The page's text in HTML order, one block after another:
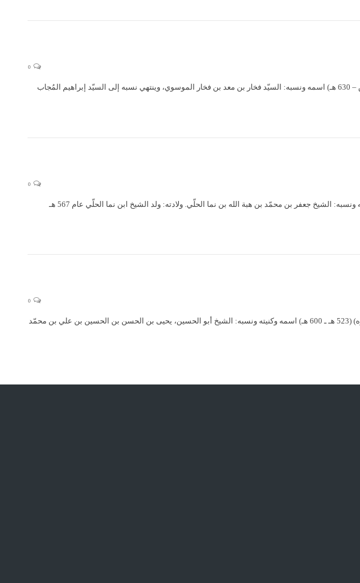
السيد فخار بن معد الموسوي السيد فخار بن معد الموسوي (قدس سره) (القرن السادس – 630 هـ) اسمه ونسبه: السيّد فخار بن معد بن فخار الموسوي، وينتهي نسبه إلى السيّد إبراهيم المُجاب
الشيخ جعفر بن نما الحلي الشيخ جعفر بن نما الحلي (قدس سره) (567 هـ – 645 هـ) اسمه ونسبه: الشيخ جعفر بن محمّد بن هبة الله بن نما الحلّي. ولادته: ولد الشيخ ابن نما الحلّي عام 567 هـ
الشيخ يحيى الأسدي الحلي الشيخ يحيى الأسدي الحلي المعروف بابن البطريق (قدس سره) (523 هـ ـ 600 هـ) اسمه وكنيته ونسبه: الشيخ أبو الحسين، يحيى بن الحسن بن الحسين بن علي بن محمّد